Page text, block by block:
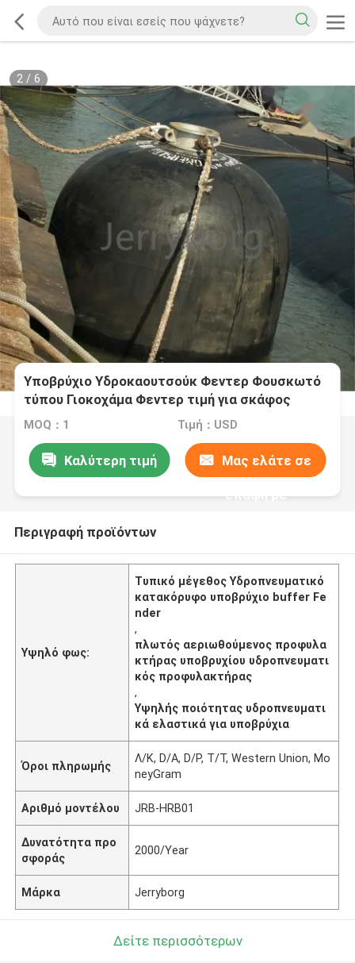
2/ 6
Υποβρύχιο Υδροκαουτσούκ Φεντερ Φουσκωτό
τύπου Γιοκοχάμα Φεντερ τιμή για σκάφος
MOQ：1 Τιμή：USD
Καλύτερη τιμή Μας ελάτε σε
επαφή με
Περιγραφή προϊόντων
Υψηλό φως:
Τυπικό μέγεθος Υδροπνευματικό
κατακόρυφο υποβρύχιο buffer Fe
nder
,
πλωτός αεριωθούμενος προφυλα
κτήρας υποβρυχίου υδροπνευματι
κός προφυλακτήρας
,
Υψηλής ποιότητας υδροπνευματι
κά ελαστικά για υποβρύχια
Όροι πληρωμής
Λ/Κ, D/A, D/P, T/T, Western Union, Mo
neyGram
Αριθμό μοντέλου JRB-HRB01
Δυνατότητα προ
σφοράς
2000/Year
Μάρκα Jerryborg
Δείτε περισσότερων